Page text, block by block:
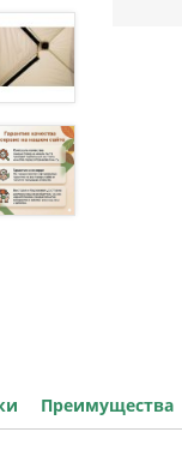
Преимущества